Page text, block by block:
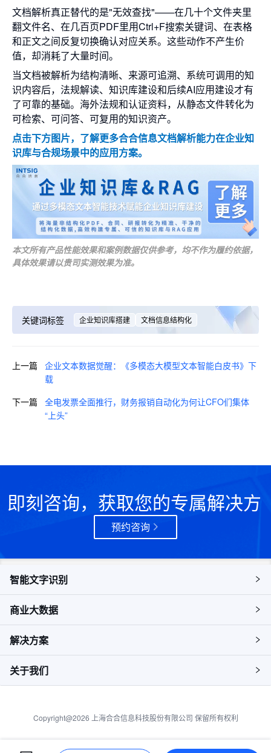
文档解析真正替代的是"无效查找"——在几十个文件夹里
翻文件名、在几百页PDF里用Ctrl+F搜索关键词、在表格
和正文之间反复切换确认对应关系。这些动作不产生价
值，却消耗了大量时间。
当文档被解析为结构清晰、来源可追溯、系统可调用的知
识内容后，法规解读、知识库建设和后续AI应用建设才有
了可靠的基础。海外法规和认证资料，从静态文件转化为
可检索、可问答、可复用的知识资产。
点击下方图片，了解更多合合信息文档解析能力在企业知
识库与合规场景中的应用方案。
本文所有产品性能效果和案例数据仅供参考，均不作为履约依据，
具体效果请以贵司实测效果为准。
关键词标签 企业知识库搭建 文档信息结构化
上一篇 企业文本数据觉醒：《多模态大模型文本智能白皮书》下
载
下一篇 全电发票全面推行，财务报销自动化为何让CFO们集体
“上头”
即刻咨询，获取您的专属解决方
预约咨询
智能文字识别
商业大数据
解决方案
关于我们
Copyright@2026 上海合合信息科技股份有限公司 保留所有权利